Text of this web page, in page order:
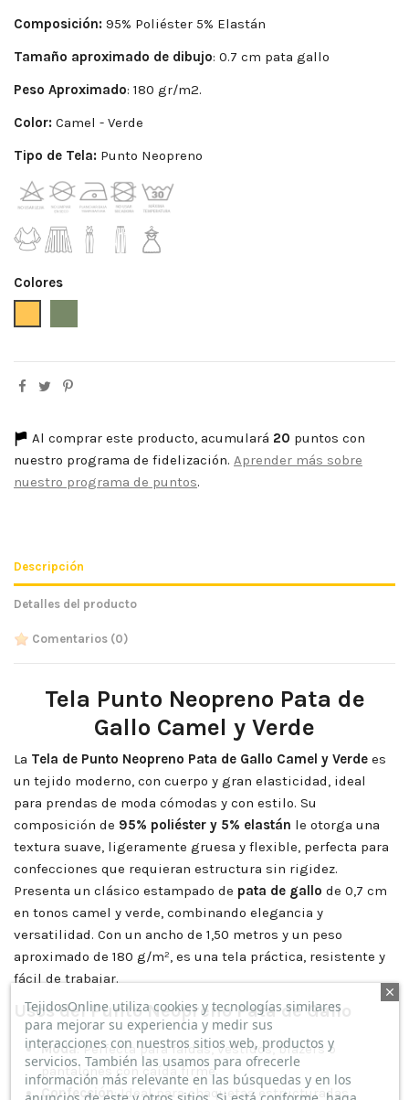
Composición: 95% Poliéster 5% Elastán
Tamaño aproximado de dibujo: 0.7 cm pata gallo
Peso Aproximado: 180 gr/m2.
Color: Camel - Verde
Tipo de Tela: Punto Neopreno
Colores
Al comprar este producto, acumulará 20 puntos con
nuestro programa de fidelización. Aprender más sobre
nuestro programa de puntos.
Descripción
Detalles del producto
Comentarios (0)
Tela Punto Neopreno Pata de
Gallo Camel y Verde
La Tela de Punto Neopreno Pata de Gallo Camel y Verde es
un tejido moderno, con cuerpo y gran elasticidad, ideal
para prendas de moda cómodas y con estilo. Su
composición de 95% poliéster y 5% elastán le otorga una
textura suave, ligeramente gruesa y flexible, perfecta para
confecciones que requieran estructura sin rigidez.
Presenta un clásico estampado de pata de gallo de 0,7 cm
en tonos camel y verde, combinando elegancia y
versatilidad. Con un ancho de 1,50 metros y un peso
aproximado de 180 g/m², es una tela práctica, resistente y
fácil de trabajar.
Usos del Punto Neopreno Pata de Gallo
Moda: Perfecta para faldas, vestidos, blazers o
pantalones con caída firme.
Confección: Ideal para chaquetas estructuradas,
TejidosOnline utiliza cookies y tecnologías similares
para mejorar su experiencia y medir sus
interacciones con nuestros sitios web, productos y
servicios. También las usamos para ofrecerle
información más relevante en las búsquedas y en los